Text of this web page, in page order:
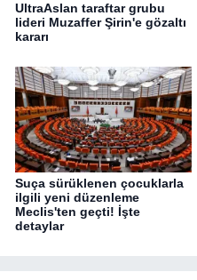
UltraAslan taraftar grubu
lideri Muzaffer Şirin'e gözaltı
kararı
Suça sürüklenen çocuklarla
ilgili yeni düzenleme
Meclis'ten geçti! İşte
detaylar